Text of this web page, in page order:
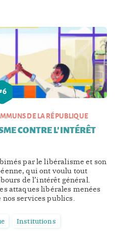
6
DE LA RÉPUBLIQUE
CONTRE L'INTÉRÊT
par le libéralisme et son
qui ont voulu tout
de l’intérêt général.
attaques libérales menées
nos services publics.
Institutions